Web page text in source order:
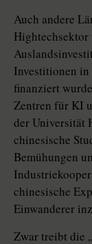
Auch andere
Hightechsektor
Investitionen in
finanziert
Zentren für KI
der Universität
chinesische
Bemühungen
chinesische
Einwanderer
Zwar treibt die